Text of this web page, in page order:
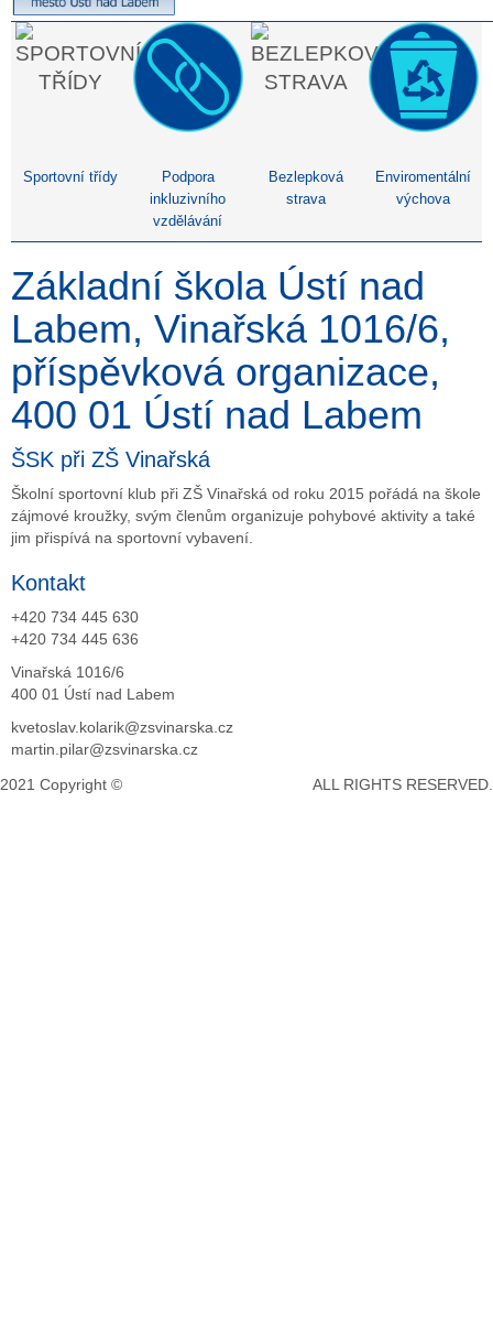
Sportovní třídy
Podpora
inkluzivního
vzdělávání
Bezlepková
strava
Enviromentální
výchova
Základní škola Ústí nad
Labem, Vinařská 1016/6,
příspěvková organizace,
400 01 Ústí nad Labem
ŠSK při ZŠ Vinařská
Školní sportovní klub při ZŠ Vinařská od roku 2015 pořádá na škole
zájmové kroužky, svým členům organizuje pohybové aktivity a také
jim přispívá na sportovní vybavení.
Kontakt
+420 734 445 630
+420 734 445 636
Vinařská 1016/6
400 01 Ústí nad Labem
kvetoslav.kolarik@zsvinarska.cz
martin.pilar@zsvinarska.cz
2021 Copyright ©
ALL RIGHTS RESERVED.